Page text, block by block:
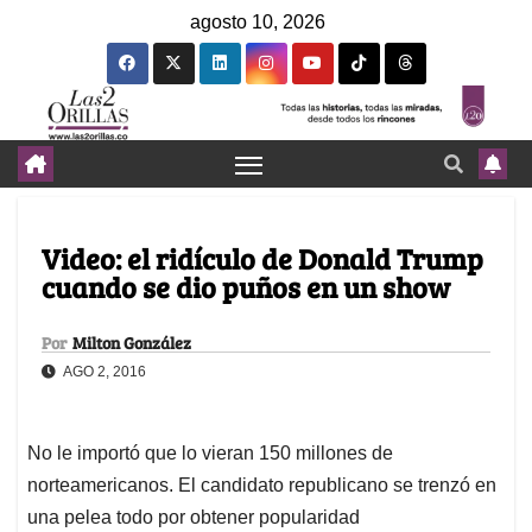
agosto 10, 2026
Video: el ridículo de Donald Trump
cuando se dio puños en un show
Por Milton González
AGO 2, 2016
No le importó que lo vieran 150 millones de
norteamericanos. El candidato republicano se trenzó en
una pelea todo por obtener popularidad